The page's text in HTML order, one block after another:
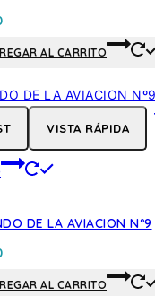
AL CARRITO
VISTA RÁPIDA
DE LA AVIACION Nº9
AL CARRITO